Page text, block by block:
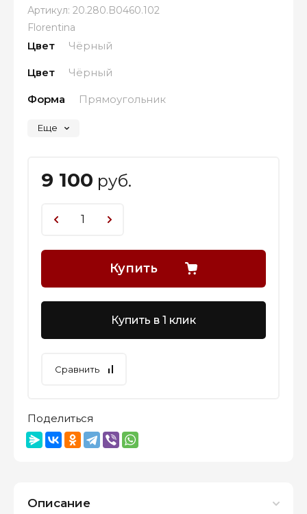
Артикул: 20.280.B0460.102
Florentina
Цвет Чёрный
Цвет Чёрный
Форма Прямоугольник
Еще
9 100 руб.
Купить
Купить в 1 клик
Сравнить
Поделиться
Описание